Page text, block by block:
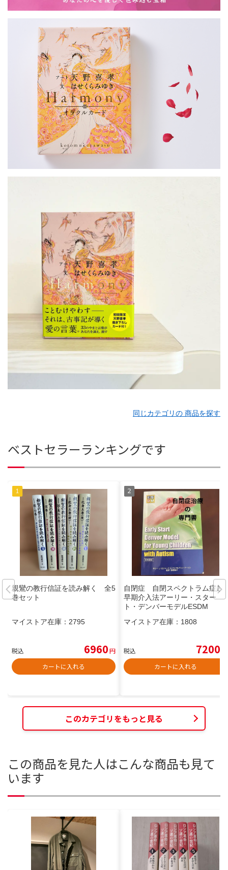
同じカテゴリの 商品を探す
ベストセラーランキングです
親鸞の教行信証を読み解く 全5
巻セット
マイストア在庫： 2795
税込 6960円
カートに入れる
自閉症 自閉スペクトラム症超
早期介入法アーリー・スター
ト・デンバーモデルESDM
マイストア在庫： 1808
税込 7200
カートに入れる
このカテゴリをもっと見る
この商品を見た人はこんな商品も見て
います